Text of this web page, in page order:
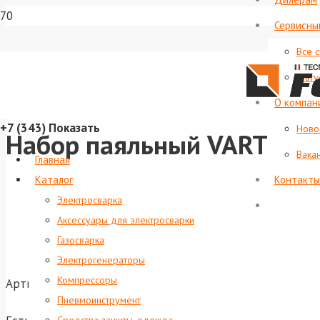
Все
О
Контакты
+7 (343) Показать
Главная
Каталог
Электросварка
Аксессуары для электросварки
Газосварка
Электрогенераторы
Компрессоры
Пневмоинструмент
Набор паяльный VARTEG
Артикул: foxweld-6588